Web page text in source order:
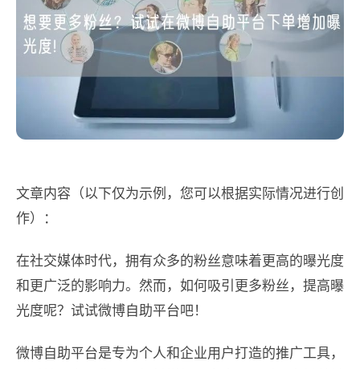
文章内容（以下仅为示例，您可以根据实际情况进行创
作）：
在社交媒体时代，拥有众多的粉丝意味着更高的曝光度
和更广泛的影响力。然而，如何吸引更多粉丝，提高曝
光度呢？试试微博自助平台吧！
微博自助平台是专为个人和企业用户打造的推广工具，